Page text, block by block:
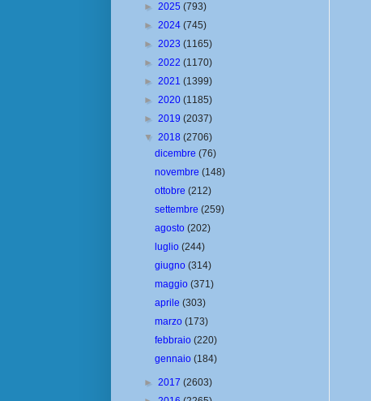
► 2025 (793)
► 2024 (745)
► 2023 (1165)
► 2022 (1170)
► 2021 (1399)
► 2020 (1185)
► 2019 (2037)
▼ 2018 (2706)
dicembre(76)
novembre(148)
ottobre(212)
settembre(259)
agosto(202)
luglio(244)
giugno(314)
maggio(371)
aprile(303)
marzo(173)
febbraio(220)
gennaio(184)
► 2017 (2603)